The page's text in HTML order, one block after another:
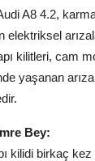
A8 4.2,
elektriksel
kilitleri, cam
yaşanan
Bey:
kilidi birkaç kez